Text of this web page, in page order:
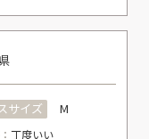
サイズ M
丁度いい